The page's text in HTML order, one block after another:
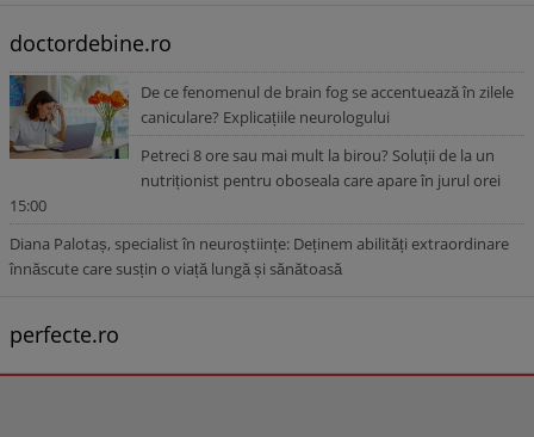
doctordebine.ro
De ce fenomenul de brain fog se accentuează în zilele
caniculare? Explicațiile neurologului
Petreci 8 ore sau mai mult la birou? Soluții de la un
nutriționist pentru oboseala care apare în jurul orei
15:00
Diana Palotaș, specialist în neuroștiințe: Deținem abilități extraordinare
înnăscute care susțin o viață lungă și sănătoasă
perfecte.ro